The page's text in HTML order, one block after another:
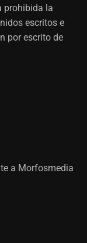
prohibida la
escritos e
por escrito de
a Morfosmedia